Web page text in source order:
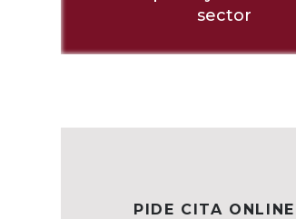
sector
PIDE CITA ONLINE